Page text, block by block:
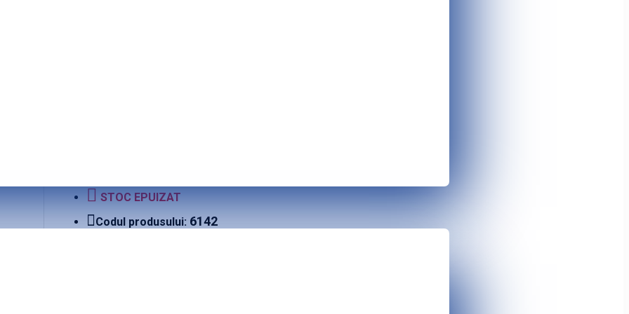
STOC EPUIZAT
Codul produsului: 6142